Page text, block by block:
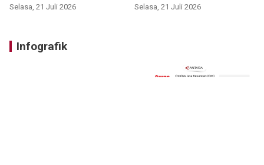
Selasa, 21 Juli 2026 Selasa, 21 Juli 2026
Infografik